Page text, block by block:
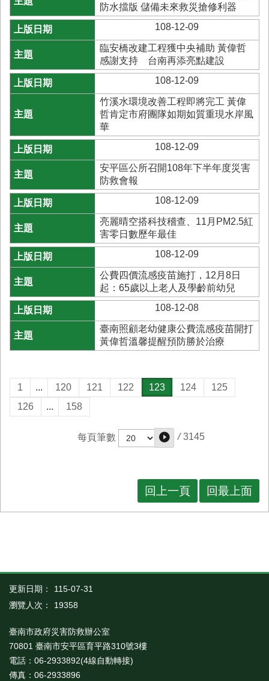
防水擋版 儲備未來救災搶修利器
108-12-09
臨安橋改建工程獲中央補助 黃偉哲
感謝支持 台南再添亮點建設
108-12-09
竹溪水環境改善工程即將完工 黃偉
哲肯定市府團隊如期如質重現水岸風
華
108-12-09
安平區公所召開108年下半年度災害
防救會報
108-12-09
亮麗晴空搭科技稽查、11月PM2.5紅
害零日數歷年最佳
108-12-09
公費四價流感疫苗施打，12月8日
起：65歲以上老人及學齡前幼兒
108-12-08
臺南照顧老幼健康公費流感疫苗開打
黃偉哲溫馨提醒預防勝於治療
1 ... 120 121 122 123 124
125
126
... 158
每頁筆數 / 3145
回上一頁 回最上面
更新日期：
115-07-31
瀏覽人次：
19358
臺南市政府災害防救辦公室
70801 臺南市安平區育平路310號3樓
電話：06-2933892(4線自動轉接)
傳真：06-2933896